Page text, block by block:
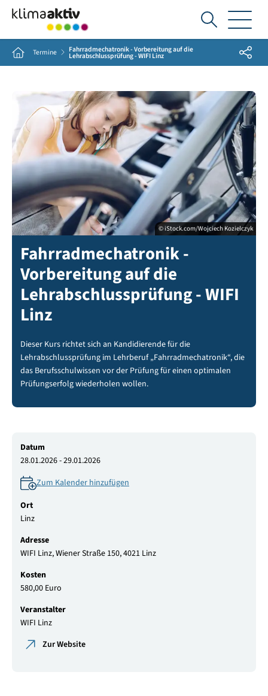
Ich
suche...
Home Termine Fahrradmechatronik - Vorbereitung auf die
Lehrabschlussprüfung - WIFI Linz Share
© iStock.com/Wojciech Kozielczyk
Fahrradmechatronik -
Vorbereitung auf die
Lehrabschlussprüfung - WIFI
Linz
Dieser Kurs richtet sich an Kandidierende für die
Lehrabschlussprüfung im Lehrberuf „Fahrradmechatronik“, die
das Berufsschulwissen vor der Prüfung für einen optimalen
Prüfungserfolg wiederholen wollen.
Datum
28.01.2026 - 29.01.2026
Zum Kalender hinzufügen
Ort
Linz
Adresse
WIFI Linz, Wiener Straße 150, 4021 Linz
Kosten
580,00 Euro
Veranstalter
WIFI Linz
Zur Website